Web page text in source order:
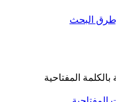
بالكلمة المفتاحية